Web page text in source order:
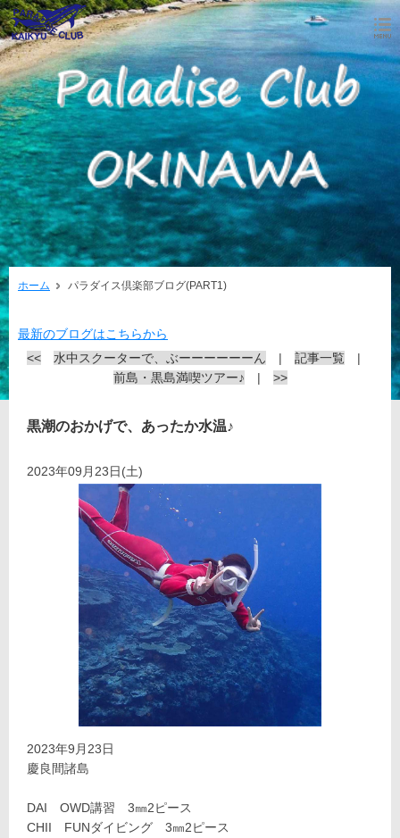
ホーム パラダイス倶楽部ブログ(PART1)
最新のブログはこちらから
<<
水中スクーターで、ぶーーーーーーん | 記事一覧 |
前島・黒島満喫ツアー♪ | >>
黒潮のおかげで、あったか水温♪
2023年09月23日(土)
2023年9月23日
慶良間諸島
DAI OWD講習 3㎜2ピース
CHII FUNダイビング 3㎜2ピース